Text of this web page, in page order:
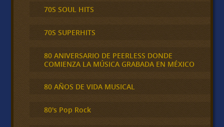
70S SOUL HITS
70S SUPERHITS
80 ANIVERSARIO DE PEERLESS DONDE
COMIENZA LA MÚSICA GRABADA EN MÉXICO
80 AÑOS DE VIDA MUSICAL
80's Pop Rock